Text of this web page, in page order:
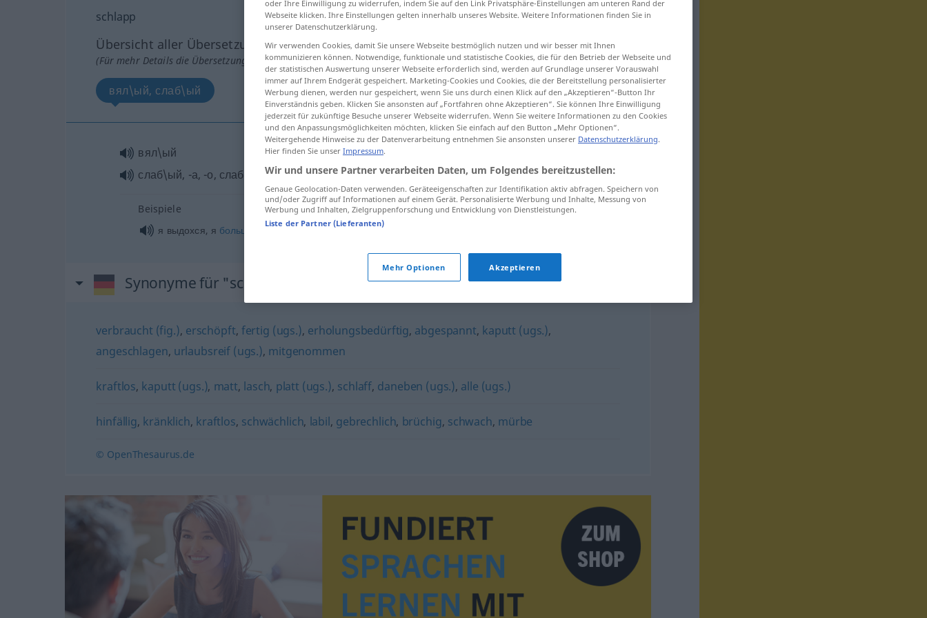
schlapp
Übersicht aller Übersetzungen
(Für mehr Details die Übersetzung anklicken/antippen)
вял\ый, слаб\ый
вял\ый
слаб\ый, -а, -о, слабы
Beispiele
я выдохся, я больше немогу
Synonyme für "schlapp"
verbraucht (fig.), erschöpft, fertig (ugs.), erholungsbedürftig, abgespannt, kaputt (ugs.),
angeschlagen, urlaubsreif (ugs.), mitgenommen
kraftlos, kaputt (ugs.), matt, lasch, platt (ugs.), schlaff, daneben (ugs.), alle (ugs.)
hinfällig, kränklich, kraftlos, schwächlich, labil, gebrechlich, brüchig, schwach, mürbe
© OpenThesaurus.de
oder Ihre Einwilligung zu widerrufen, indem Sie auf den Link Privatsphäre-Einstellungen am unteren Rand der
Webseite klicken. Ihre Einstellungen gelten innerhalb unseres Website. Weitere Informationen finden Sie in
unserer Datenschutzerklärung.
Wir verwenden Cookies, damit Sie unsere Webseite bestmöglich nutzen und wir besser mit Ihnen
kommunizieren können. Notwendige, funktionale und statistische Cookies, die für den Betrieb der Webseite und
der statistischen Auswertung unserer Webseite erforderlich sind, werden auf Grundlage unserer Vorauswahl
immer auf Ihrem Endgerät gespeichert. Marketing-Cookies und Cookies, die der Bereitstellung personalisierter
Werbung dienen, werden nur gespeichert, wenn Sie uns durch einen Klick auf den „Akzeptieren“-Button Ihr
Einverständnis geben. Klicken Sie ansonsten auf „Fortfahren ohne Akzeptieren“. Sie können Ihre Einwilligung
jederzeit für zukünftige Besuche unserer Webseite widerrufen. Wenn Sie weitere Informationen zu den Cookies
und den Anpassungsmöglichkeiten möchten, klicken Sie einfach auf den Button „Mehr Optionen“.
Weitergehende Hinweise zu der Datenverarbeitung entnehmen Sie ansonsten unserer Datenschutzerklärung.
Hier finden Sie unser Impressum.
Wir und unsere Partner verarbeiten Daten, um Folgendes bereitzustellen:
Genaue Geolocation-Daten verwenden. Geräteeigenschaften zur Identifikation aktiv abfragen. Speichern von
und/oder Zugriff auf Informationen auf einem Gerät. Personalisierte Werbung und Inhalte, Messung von
Werbung und Inhalten, Zielgruppenforschung und Entwicklung von Dienstleistungen.
Liste der Partner (Lieferanten)
Mehr Optionen Akzeptieren